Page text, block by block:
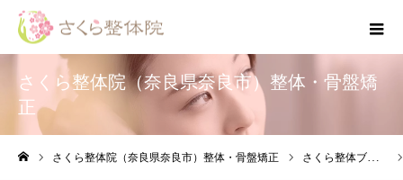
さくら整体院（奈良県奈良市）整体・骨盤矯
正
さくら整体院（奈良県奈良市）整体・骨盤矯正 さくら整体ブログ